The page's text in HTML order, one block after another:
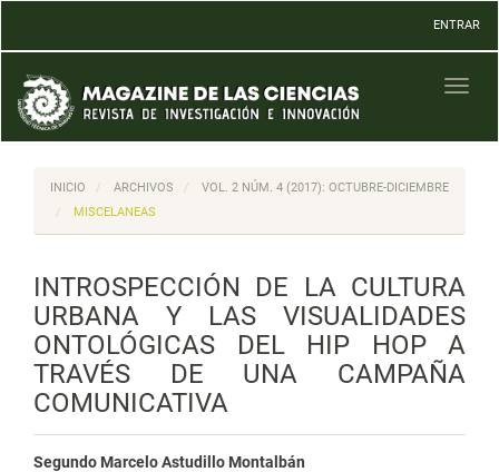
Contenido
principal
Barra
lateral
ENTRAR
INICIO ARCHIVOS
VOL. 2 NÚM. 4 (2017): OCTUBRE-DICIEMBRE
MISCELANEAS
INTROSPECCIÓN DE LA CULTURA
URBANA Y LAS VISUALIDADES
ONTOLÓGICAS DEL HIP HOP A
TRAVÉS DE UNA CAMPAÑA
COMUNICATIVA
Segundo Marcelo Astudillo Montalbán